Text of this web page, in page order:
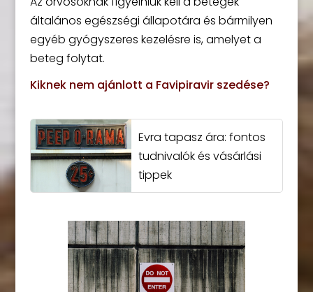
általános egészségi állapotára és bármilyen
egyéb gyógyszeres kezelésre is, amelyet a
beteg folytat.
Kiknek nem ajánlott a Favipiravir szedése?
Evra tapasz ára: fontos
tudnivalók és vásárlási
tippek